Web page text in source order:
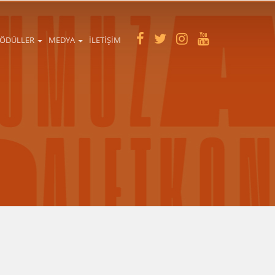
ÖDÜLLER MEDYA İLETIŞIM